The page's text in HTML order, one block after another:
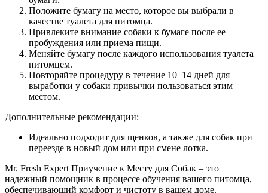
Положите бумагу на место, которое вы выбрали в
качестве туалета для питомца.
Привлеките внимание собаки к бумаге после ее
пробуждения или приема пищи.
Меняйте бумагу после каждого использования туалета
питомцем.
Повторяйте процедуру в течение 10–14 дней для
выработки у собаки привычки пользоваться этим
местом.
Дополнительные рекомендации:
Идеально подходит для щенков, а также для собак при
переезде в новый дом или при смене лотка.
Mr. Fresh Expert Приучение к Месту для Собак – это
надежный помощник в процессе обучения вашего питомца,
обеспечивающий комфорт и чистоту в вашем доме.